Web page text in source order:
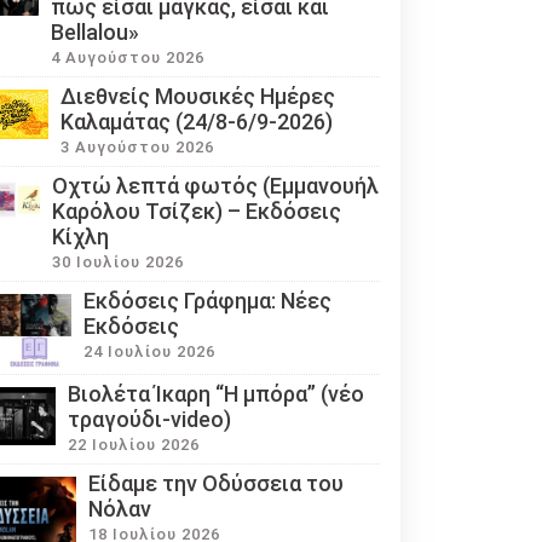
πως είσαι μάγκας, είσαι και
Bellalou»
4 Αυγούστου 2026
Διεθνείς Μουσικές Ημέρες
Καλαμάτας (24/8-6/9-2026)
3 Αυγούστου 2026
Οχτώ λεπτά φωτός (Εμμανουήλ
Καρόλου Τσίζεκ) – Εκδόσεις
Κίχλη
30 Ιουλίου 2026
Εκδόσεις Γράφημα: Νέες
Εκδόσεις
24 Ιουλίου 2026
Βιολέτα Ίκαρη “Η μπόρα” (νέο
τραγούδι-video)
22 Ιουλίου 2026
Eίδαμε την Οδύσσεια του
Νόλαν
18 Ιουλίου 2026